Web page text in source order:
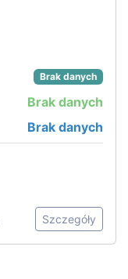
Brak danych
Brak danych
Brak danych
Szczegóły